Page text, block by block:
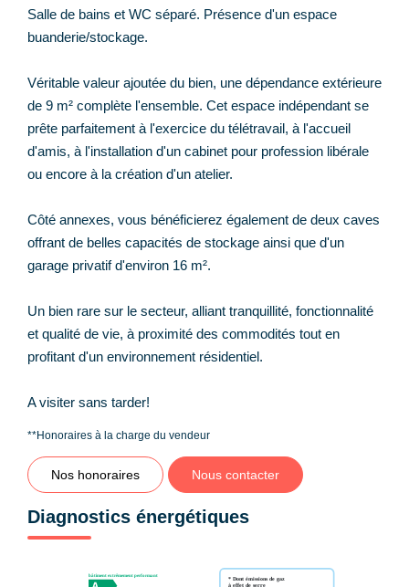
Salle de bains et WC séparé. Présence d'un espace
buanderie/stockage.
Véritable valeur ajoutée du bien, une dépendance extérieure
de 9 m² complète l'ensemble. Cet espace indépendant se
prête parfaitement à l'exercice du télétravail, à l'accueil
d'amis, à l'installation d'un cabinet pour profession libérale
ou encore à la création d'un atelier.
Côté annexes, vous bénéficierez également de deux caves
offrant de belles capacités de stockage ainsi que d'un
garage privatif d'environ 16 m².
Un bien rare sur le secteur, alliant tranquillité, fonctionnalité
et qualité de vie, à proximité des commodités tout en
profitant d'un environnement résidentiel.
A visiter sans tarder!
**Honoraires à la charge du vendeur
Nos honoraires Nous contacter
Diagnostics énergétiques